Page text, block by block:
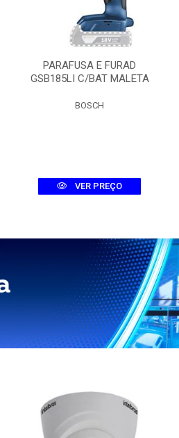
PARAFUSA E FURAD
GSB185LI C/BAT MALETA
BOSCH
VER PREÇO